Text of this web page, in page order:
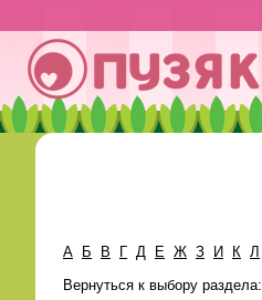
А Б В Г Д Е Ж З И К Л
Вернуться к выбору раздела: